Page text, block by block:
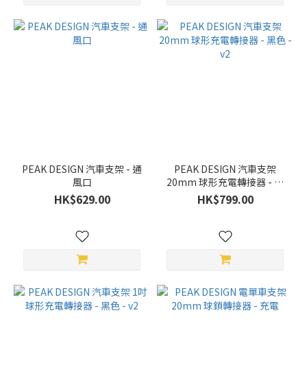
PEAK DESIGN 汽車支架 - 通
風口
HK$629.00
PEAK DESIGN 汽車支架
20mm 球形充電轉接器 - 黑
色 - v2
HK$799.00